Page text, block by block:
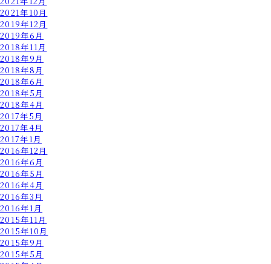
2021年10月
2019年12月
2019年6月
2018年11月
2018年9月
2018年8月
2018年6月
2018年5月
2018年4月
2017年5月
2017年4月
2017年1月
2016年12月
2016年6月
2016年5月
2016年4月
2016年3月
2016年1月
2015年11月
2015年10月
2015年9月
2015年5月